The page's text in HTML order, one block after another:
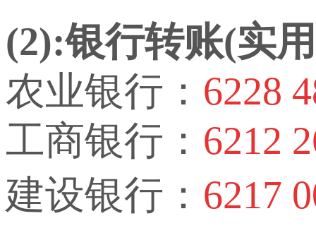
(2):银行转账(实
农业银行： 6228
工商银行： 6212
建设银行： 6217